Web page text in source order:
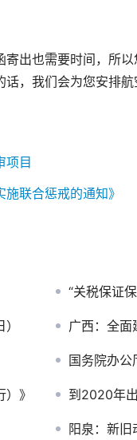
出也需要时间，所
，我们会为您安排航
项目
联合惩戒的通知》
“关税保证
广西：全面
国务院办公厅关
》 到2020年
阳泉：新旧动